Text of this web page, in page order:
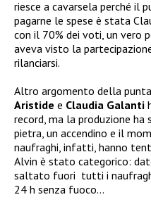
riesce a cavarsela perché il
pagarne le spese è stata
con il 70% dei voti, un vero
aveva visto la
rilanciarsi.
Altro argomento della
Aristide e Claudia Galanti
record, ma la produzione
pietra, un accendino e il
naufraghi, infatti, hanno
Alvin è stato categorico:
saltato fuori tutti i
24 h senza fuoco…